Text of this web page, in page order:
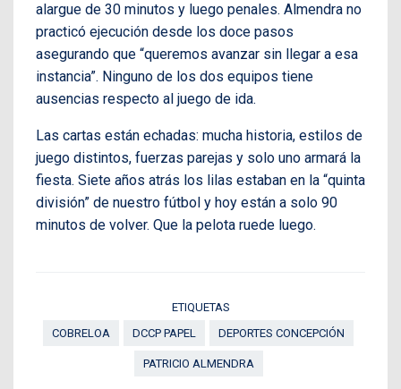
alargue de 30 minutos y luego penales. Almendra no
practicó ejecución desde los doce pasos
asegurando que “queremos avanzar sin llegar a esa
instancia”. Ninguno de los dos equipos tiene
ausencias respecto al juego de ida.
Las cartas están echadas: mucha historia, estilos de
juego distintos, fuerzas parejas y solo uno armará la
fiesta. Siete años atrás los lilas estaban en la “quinta
división” de nuestro fútbol y hoy están a solo 90
minutos de volver. Que la pelota ruede luego.
ETIQUETAS
COBRELOA
DCCP PAPEL DEPORTES CONCEPCIÓN
PATRICIO ALMENDRA